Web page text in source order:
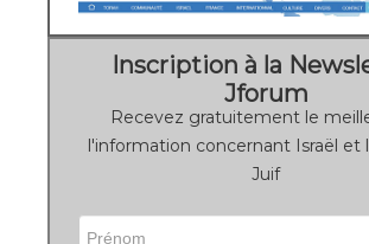
Inscription à la
Jforum
Recevez gratuitement le
l'information concernant Israël et
Juif